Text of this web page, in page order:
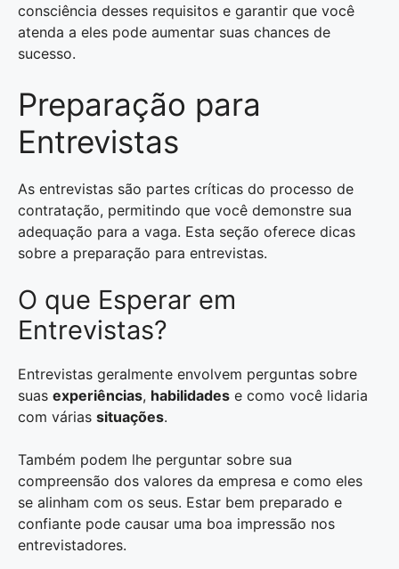
consciência desses requisitos e garantir que você
atenda a eles pode aumentar suas chances de
sucesso.
Preparação para
Entrevistas
As entrevistas são partes críticas do processo de
contratação, permitindo que você demonstre sua
adequação para a vaga. Esta seção oferece dicas
sobre a preparação para entrevistas.
O que Esperar em
Entrevistas?
Entrevistas geralmente envolvem perguntas sobre
suas experiências, habilidades e como você lidaria
com várias situações.
Também podem lhe perguntar sobre sua
compreensão dos valores da empresa e como eles
se alinham com os seus. Estar bem preparado e
confiante pode causar uma boa impressão nos
entrevistadores.